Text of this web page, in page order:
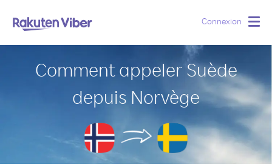
Connexion
Comment appeler Suède
depuis Norvège